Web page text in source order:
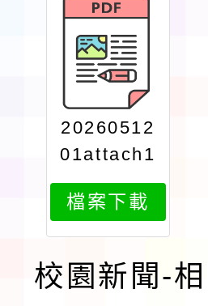
20260512
01attach1
檔案下載
校園新聞-